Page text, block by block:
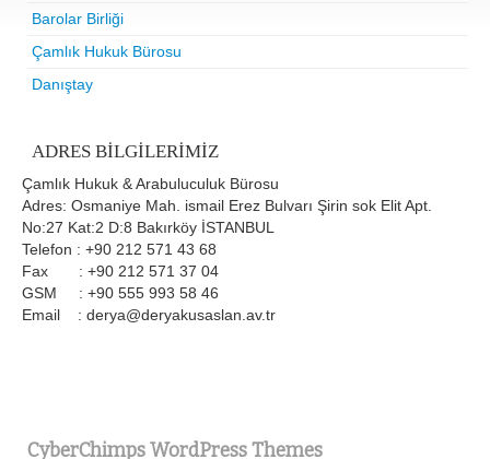
Barolar Birliği
Çamlık Hukuk Bürosu
Danıştay
ADRES BILGILERIMIZ
Çamlık Hukuk & Arabuluculuk Bürosu
Adres: Osmaniye Mah. ismail Erez Bulvarı Şirin sok Elit Apt.
No:27 Kat:2 D:8 Bakırköy İSTANBUL
Telefon : +90 212 571 43 68
Fax : +90 212 571 37 04
GSM : +90 555 993 58 46
Email : derya@deryakusaslan.av.tr
CyberChimps WordPress Themes